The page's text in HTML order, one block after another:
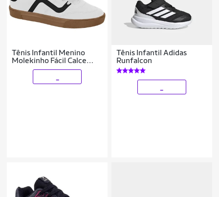
Tênis Infantil Menino
Molekinho Fácil Calce
Original
Tênis Infantil Adidas
Runfalcon